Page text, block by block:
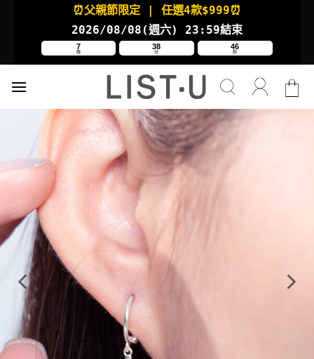
⏰父親節限定 | 任選4款$999⏰
2026/08/08(週六) 23:59結束
7
時
38
分
45
秒